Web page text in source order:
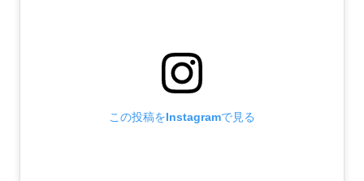
この投稿をInstagramで見る